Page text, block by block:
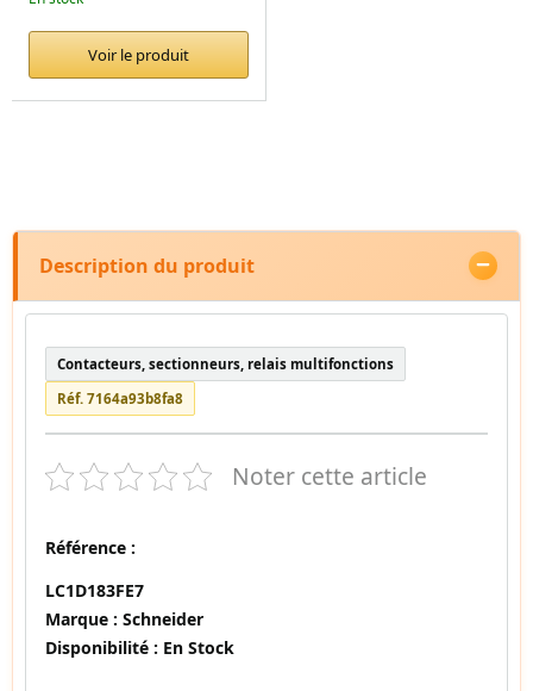
Voir le produit
Description du produit
Contacteurs, sectionneurs, relais multifonctions
Réf. 7164a93b8fa8
Noter cette article
Référence :
LC1D183FE7
Marque : Schneider
Disponibilité : En Stock